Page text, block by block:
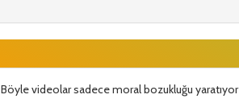
Böyle videolar sadece moral bozukluğu